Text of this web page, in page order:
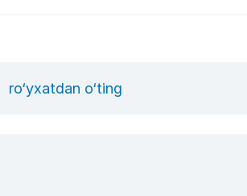
ro‘yxatdan o‘ting